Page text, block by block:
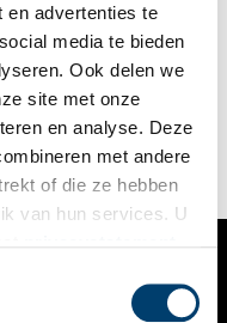
en advertenties te
media te bieden
Ook delen we
site met onze
en analyse. Deze
met andere
of die ze hebben
van hun services. U
waarschijnlijk één
aan de Wagenweg. Het
Eindenhout en
omgeving van
de Wagenweg niet